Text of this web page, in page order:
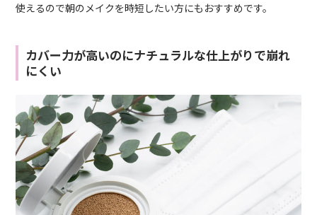
使えるので朝のメイクを時短したい方にもおすすめです。
カバー力が高いのにナチュラルな仕上がりで崩れ
にくい